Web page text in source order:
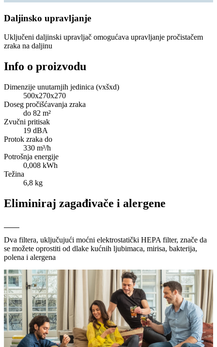
Daljinsko upravljanje
Uključeni daljinski upravljač omogućava upravljanje pročistačem
zraka na daljinu
Info o proizvodu
Dimenzije unutarnjih jedinica (vxšxd)
500x270x270
Doseg pročišćavanja zraka
do 82 m²
Zvučni pritisak
19 dBA
Protok zraka do
330 m³/h
Potrošnja energije
0,008 kWh
Težina
6,8 kg
Eliminiraj zagađivače i alergene
Dva filtera, uključujući moćni elektrostatički HEPA filter, znače da
se možete oprostiti od dlake kućnih ljubimaca, mirisa, bakterija,
polena i alergena